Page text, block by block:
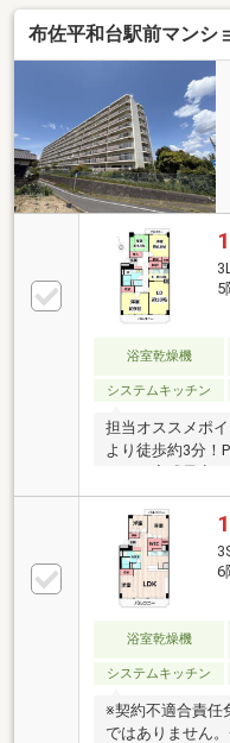
システムキッチ
台交換・トイレ
盤・クロス全室
ーニング【2026
布佐平和台駅前マンシ
5
浴室乾燥機
システムキッチン
担当オススメポイ
より徒歩約3分！
ォーム完成予定
り・風通し良好
円/月地域に詳し
ト！お客様お１
心がけておりま
の選び方からご
小さなことでも
6
浴室乾燥機
システムキッチン
※契約不適合責任
ではありません